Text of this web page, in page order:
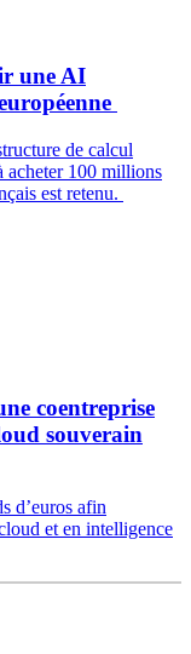
une AI
de calcul
acheter 100 millions
est retenu.
coentreprise
souverain
d’euros afin
et en intelligence